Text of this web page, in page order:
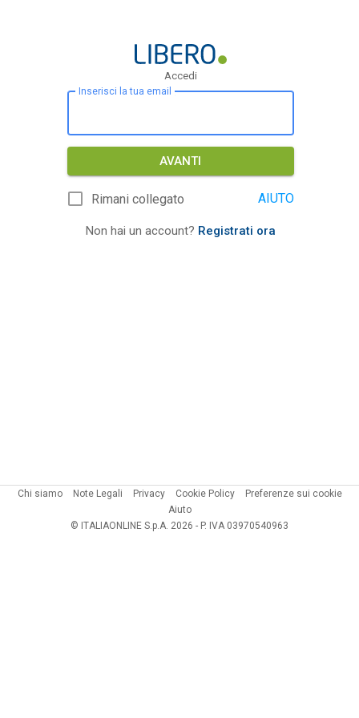
Accedi
Inserisci la tua email
AVANTI
Rimani collegato AIUTO
Non hai un account? Registrati ora
Chi siamo Note Legali Privacy Cookie Policy
Preferenze sui cookie
Aiuto
© ITALIAONLINE S.p.A. 2026 - P. IVA 03970540963